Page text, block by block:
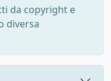
da copyright e
diversa